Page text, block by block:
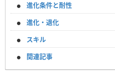
進化条件と耐性
進化・退化
スキル
関連記事